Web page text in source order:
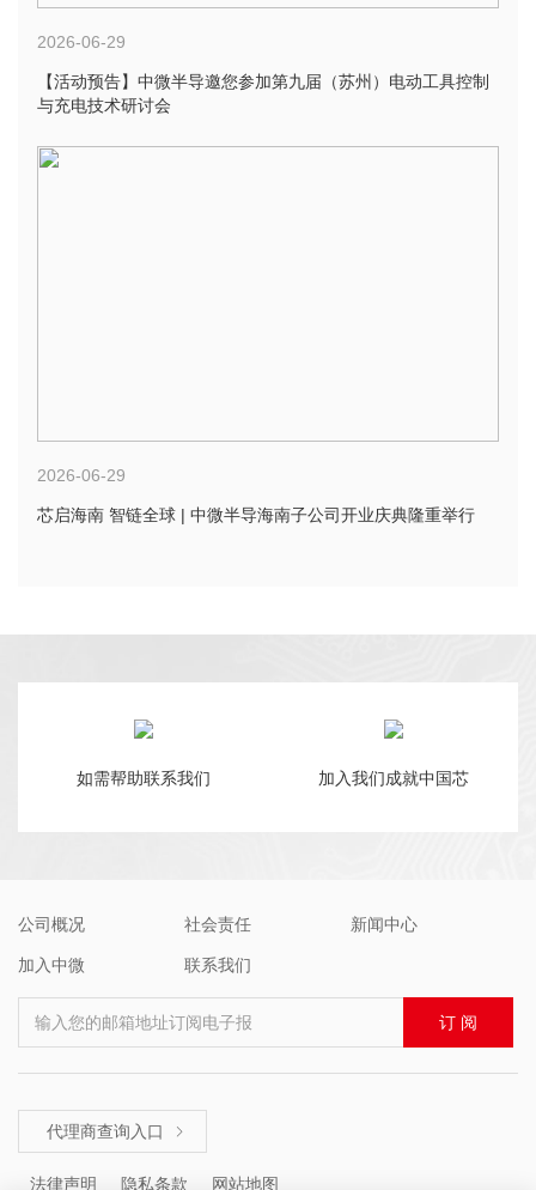
2026-06-29
【活动预告】中微半导邀您参加第九届（苏州）电动工具控制
与充电技术研讨会
2026-06-29
芯启海南 智链全球 | 中微半导海南子公司开业庆典隆重举行
如需帮助联系我们 加入我们成就中国芯
公司概况 社会责任 新闻中心
加入中微 联系我们
输入您的邮箱地址订阅电子报 订 阅
代理商查询入口 
法律声明 隐私条款 网站地图